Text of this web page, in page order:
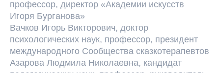
профессор, директор «Академии искусств
Игоря Бурганова»
Вачков Игорь Викторович, доктор
психологических наук, профессор, президент
международного Сообщества сказкотерапевтов
Азарова Людмила Николаевна, кандидат